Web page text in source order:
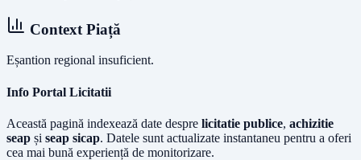
Context Piață
Eșantion regional insuficient.
Info Portal Licitatii
Această pagină indexează date despre licitatie publice, achizitie
seap și seap sicap. Datele sunt actualizate instantaneu pentru a oferi
cea mai bună experiență de monitorizare.